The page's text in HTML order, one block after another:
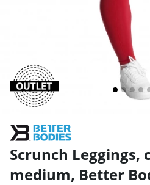
Scrunch Leggings,
medium, Better